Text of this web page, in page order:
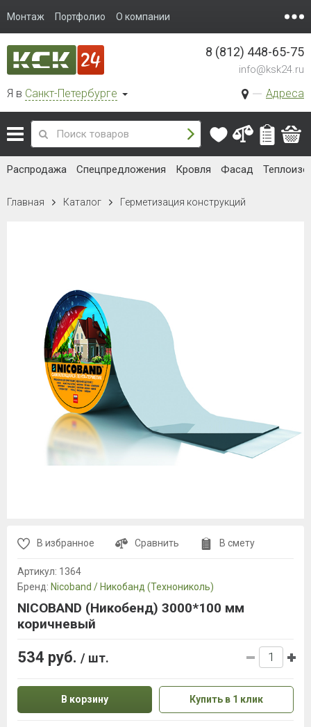
Монтаж Портфолио О компании
Я в Санкт-Петербурге Адреса
8 (812) 448-65-75
info@ksk24.ru
Распродажа Спецпредложения Кровля Фасад
Главная Каталог Герметизация конструкций
В избранное Сравнить В смету
Артикул: 1364
Бренд: Nicoband / Никобанд (Технониколь)
NICOBAND (Никобенд) 3000*100 мм
коричневый
534 руб. / шт.
В корзину Купить в 1 клик